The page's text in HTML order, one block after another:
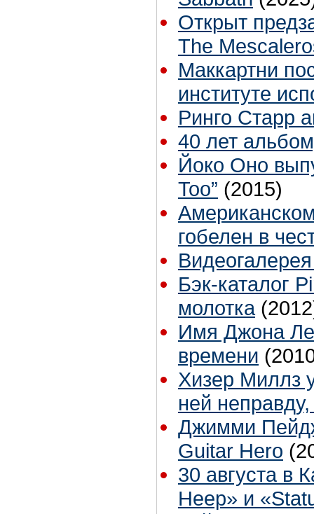
Открыт
The
Маккартни
институте
Ринго Старр
40 лет
Йоко Оно
Too” (2015)
гобелен в
Бэк-каталог
молотка
Имя Джона
времени
Хизер Миллз
ней
Джимми
Guitar Hero
30 августа в
Heep» и